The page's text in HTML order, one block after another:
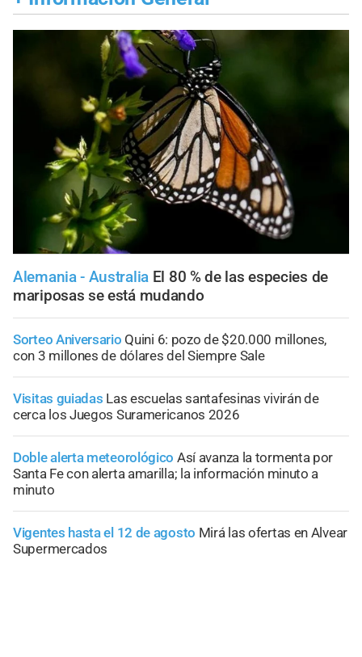
Alemania - Australia El 80 % de las especies de
mariposas se está mudando
Sorteo Aniversario Quini 6: pozo de $20.000 millones,
con 3 millones de dólares del Siempre Sale
Visitas guiadas Las escuelas santafesinas vivirán de
cerca los Juegos Suramericanos 2026
Doble alerta meteorológico Así avanza la tormenta por
Santa Fe con alerta amarilla; la información minuto a
minuto
Vigentes hasta el 12 de agosto Mirá las ofertas en Alvear
Supermercados